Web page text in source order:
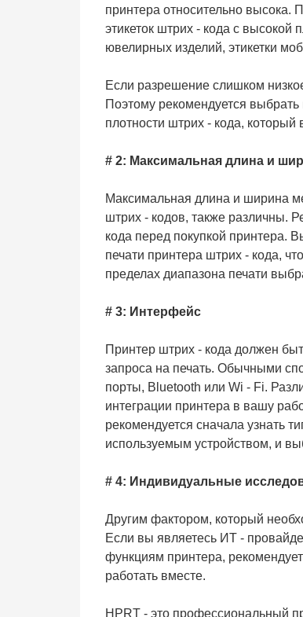
принтера относительно высока.
этикеток штрих - кода с высокой
ювелирных изделий, этикетки
Если разрешение слишком
Поэтому рекомендуется
плотности штрих - кода, который
# 2: Максимальная длина и
Максимальная длина и ширина
штрих - кодов, также различны.
кода перед покупкой принтера.
печати принтера штрих - кода,
пределах диапазона печати
# 3: Интерфейс
Принтер штрих - кода должен
запроса на печать. Обычными
порты, Bluetooth или Wi - Fi.
интеграции принтера в вашу
рекомендуется сначала узнать
используемым устройством, и
# 4: Индивидуальные
Другим фактором, который
Если вы являетесь ИТ -
функциям принтера,
работать вместе.
HPRT - это профессиональный